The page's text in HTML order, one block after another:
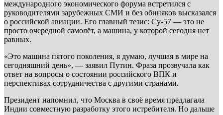
международного экономического форума встретился с
руководителями зарубежных СМИ и без обиняков высказался
о российской авиации. Его главный тезис: Су-57 — это не
просто очередной самолёт, а машина, у которой сегодня нет
равных.
«Это машина пятого поколения, я думаю, лучшая в мире на
сегодняшний день», — заявил Путин. Фраза прозвучала как
ответ на вопросы о состоянии российского ВПК и
перспективах сотрудничества с другими странами.
Президент напомнил, что Москва в своё время предлагала
Индии совместную разработку этого истребителя. Но дальше